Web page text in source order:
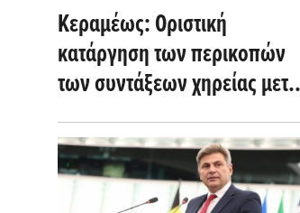
Κεραμέως: Οριστική
κατάργηση των περικοπών
των συντάξεων χηρείας μετά
την πάροδο τριετίας